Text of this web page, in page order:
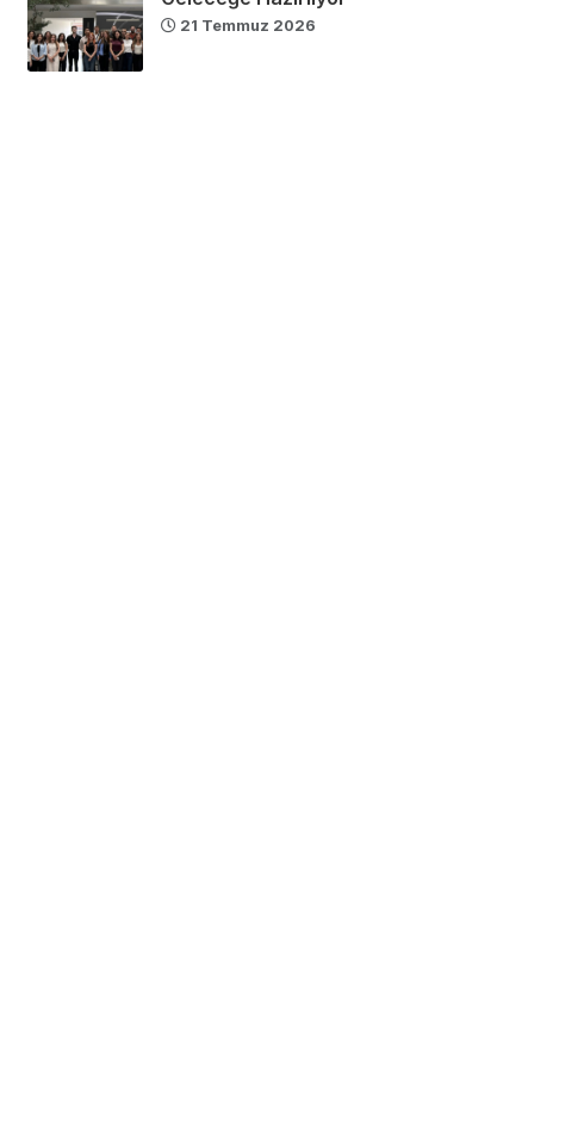
21 Temmuz 2026